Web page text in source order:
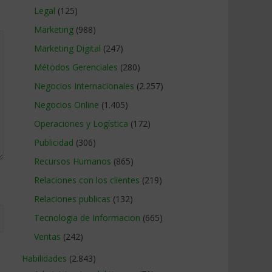
Legal (125)
Marketing (988)
Marketing Digital (247)
Métodos Gerenciales (280)
Negocios Internacionales (2.257)
Negocios Online (1.405)
Operaciones y Logística (172)
Publicidad (306)
Recursos Humanos (865)
Relaciones con los clientes (219)
Relaciones publicas (132)
Tecnologia de Informacion (665)
Ventas (242)
Habilidades (2.843)